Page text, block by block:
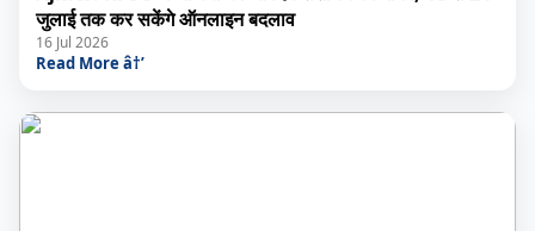
जुलाई तक कर सकेंगे ऑनलाइन बदलाव
16 Jul 2026
Read More â†’